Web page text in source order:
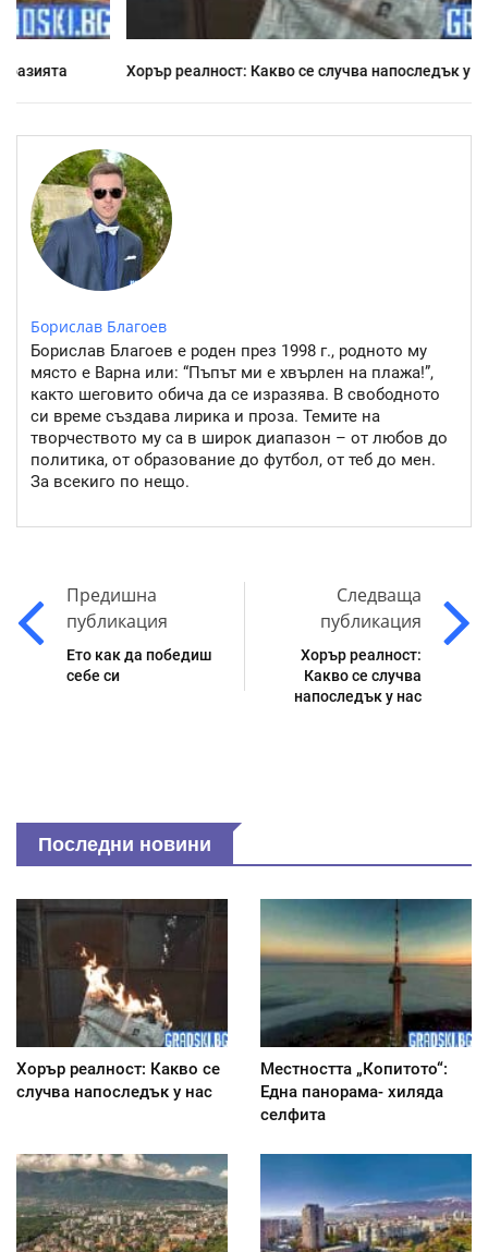
Хорър реалност: Какво се случва напоследък у нас
Борислав Благоев
Борислав Благоев е роден през 1998 г., родното му
място е Варна или: “Пъпът ми е хвърлен на плажа!”,
както шеговито обича да се изразява. В свободното
си време създава лирика и проза. Темите на
творчеството му са в широк диапазон – от любов до
политика, от образование до футбол, от теб до мен.
За всекиго по нещо.
Предишна
публикация
Ето как да победиш
себе си
Следваща
публикация
Хорър реалност:
Какво се случва
напоследък у нас
Последни новини
Хорър реалност: Какво се
случва напоследък у нас
Местността „Копитото“:
Една панорама- хиляда
селфита